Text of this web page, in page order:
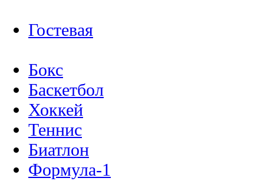
Гостевая
Бокс
Баскетбол
Хоккей
Теннис
Биатлон
Формула-1